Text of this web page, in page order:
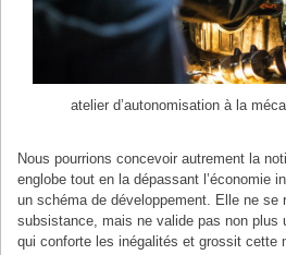
atelier d’autonomisation à la
Nous pourrions concevoir autrement la
englobe tout en la dépassant l’économie
un schéma de développement. Elle ne se
subsistance, mais ne valide pas non plus
qui conforte les inégalités et grossit cette